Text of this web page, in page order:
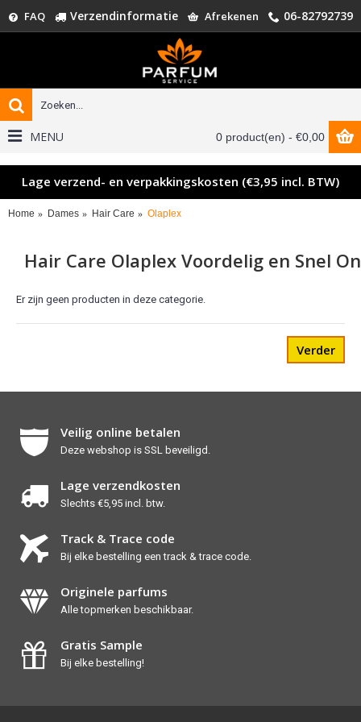
FAQ Verzendinformatie Afrekenen 06-82792739
0 product(en) - €0,00
MENU
Lage verzend- en verpakkingskosten (€3,95 incl. BTW)
Home Dames Hair Care Olaplex
Hair Care Olaplex Voordelig en Snel
Er zijn geen producten in deze categorie.
Verder
Veilig online betalen
Deze webshop is SSL beveiligd.
Lage verzendkosten
Slechts €5,95 incl. btw.
Track & Trace code
Bij elke bestelling een track & trace code.
Originele parfums
Alle topmerken beschikbaar.
Gratis Sample
Bij elke bestelling!